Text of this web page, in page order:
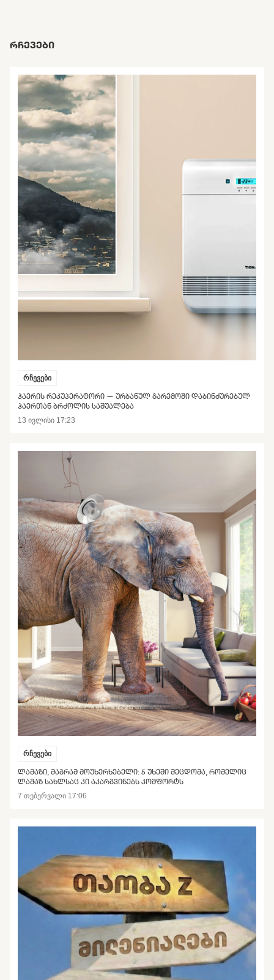
ᲠᲩᲔᲕᲔᲑᲘ
რჩევები
ᲰᲐᲔᲠᲘᲡ ᲠᲔᲙᲣᲞᲔᲠᲐᲢᲝᲠᲘ — ᲣᲠᲑᲐᲜᲣᲚ ᲒᲐᲠᲔᲛᲝᲨᲘ ᲓᲐᲑᲘᲜᲫᲣᲠᲔᲑᲣᲚ
ᲰᲐᲔᲠᲗᲐᲜ ᲑᲠᲫᲝᲚᲘᲡ ᲡᲐᲨᲣᲐᲚᲔᲑᲐ
13 ივლისი 17:23
რჩევები
ᲚᲐᲛᲐᲖᲘ, ᲛᲐᲒᲠᲐᲛ ᲛᲝᲣᲮᲔᲠᲮᲔᲑᲔᲚᲘ: 5 ᲣᲮᲔᲨᲘ ᲨᲔᲪᲓᲝᲛᲐ, ᲠᲝᲛᲔᲚᲘᲪ
ᲚᲐᲛᲐᲖ ᲡᲐᲮᲚᲡᲐᲪ ᲙᲘ ᲐᲙᲐᲠᲒᲕᲘᲜᲔᲑᲡ ᲙᲝᲛᲤᲝᲠᲢᲡ
7 თებერვალი 17:06